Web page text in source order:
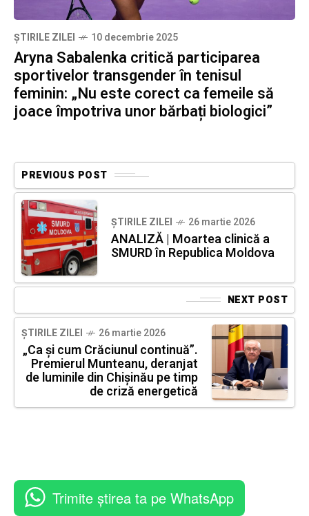
ȘTIRILE ZILEI 10 decembrie 2025
Aryna Sabalenka critică participarea
sportivelor transgender în tenisul
feminin: „Nu este corect ca femeile să
joace împotriva unor bărbați biologici”
PREVIOUS POST
ȘTIRILE ZILEI 26 martie 2026
ANALIZĂ | Moartea clinică a
SMURD în Republica Moldova
NEXT POST
ȘTIRILE ZILEI 26 martie 2026
„Ca și cum Crăciunul continuă”.
Premierul Munteanu, deranjat
de luminile din Chișinău pe timp
de criză energetică
Trimite știrea ta pe WhatsApp